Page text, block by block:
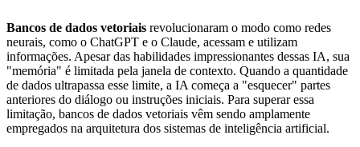
Bancos de dados vetoriais revolucionaram o modo como redes
neurais, como o ChatGPT e o Claude, acessam e utilizam
informações. Apesar das habilidades impressionantes dessas IA, sua
"memória" é limitada pela janela de contexto. Quando a quantidade
de dados ultrapassa esse limite, a IA começa a "esquecer" partes
anteriores do diálogo ou instruções iniciais. Para superar essa
limitação, bancos de dados vetoriais vêm sendo amplamente
empregados na arquitetura dos sistemas de inteligência artificial.